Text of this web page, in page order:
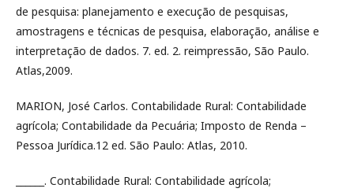
de pesquisa: planejamento e execução de pesquisas,
amostragens e técnicas de pesquisa, elaboração, análise e
interpretação de dados. 7. ed. 2. reimpressão, São Paulo.
Atlas,2009.
MARION, José Carlos. Contabilidade Rural: Contabilidade
agrícola; Contabilidade da Pecuária; Imposto de Renda –
Pessoa Jurídica.12 ed. São Paulo: Atlas, 2010.
______. Contabilidade Rural: Contabilidade agrícola;